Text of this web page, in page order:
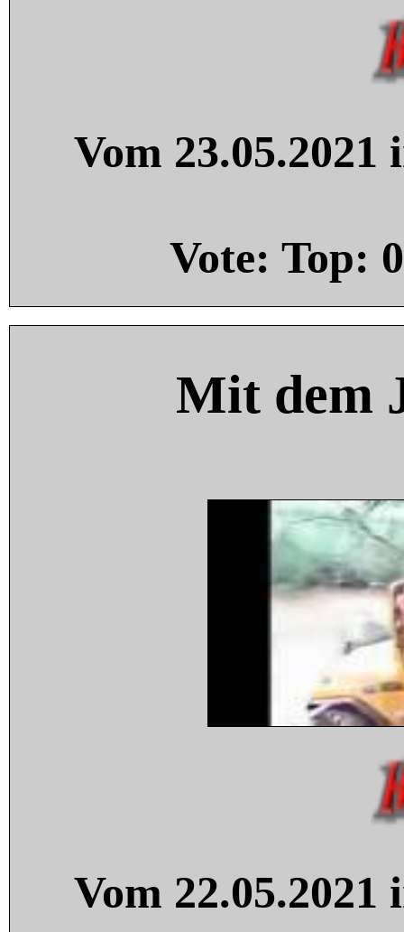
Vom
Vote: Top: 0
Mit dem
Vom